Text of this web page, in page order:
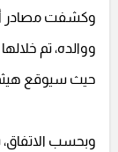
وكشفت مصادر
ووالده، تم
حيث سيوقع